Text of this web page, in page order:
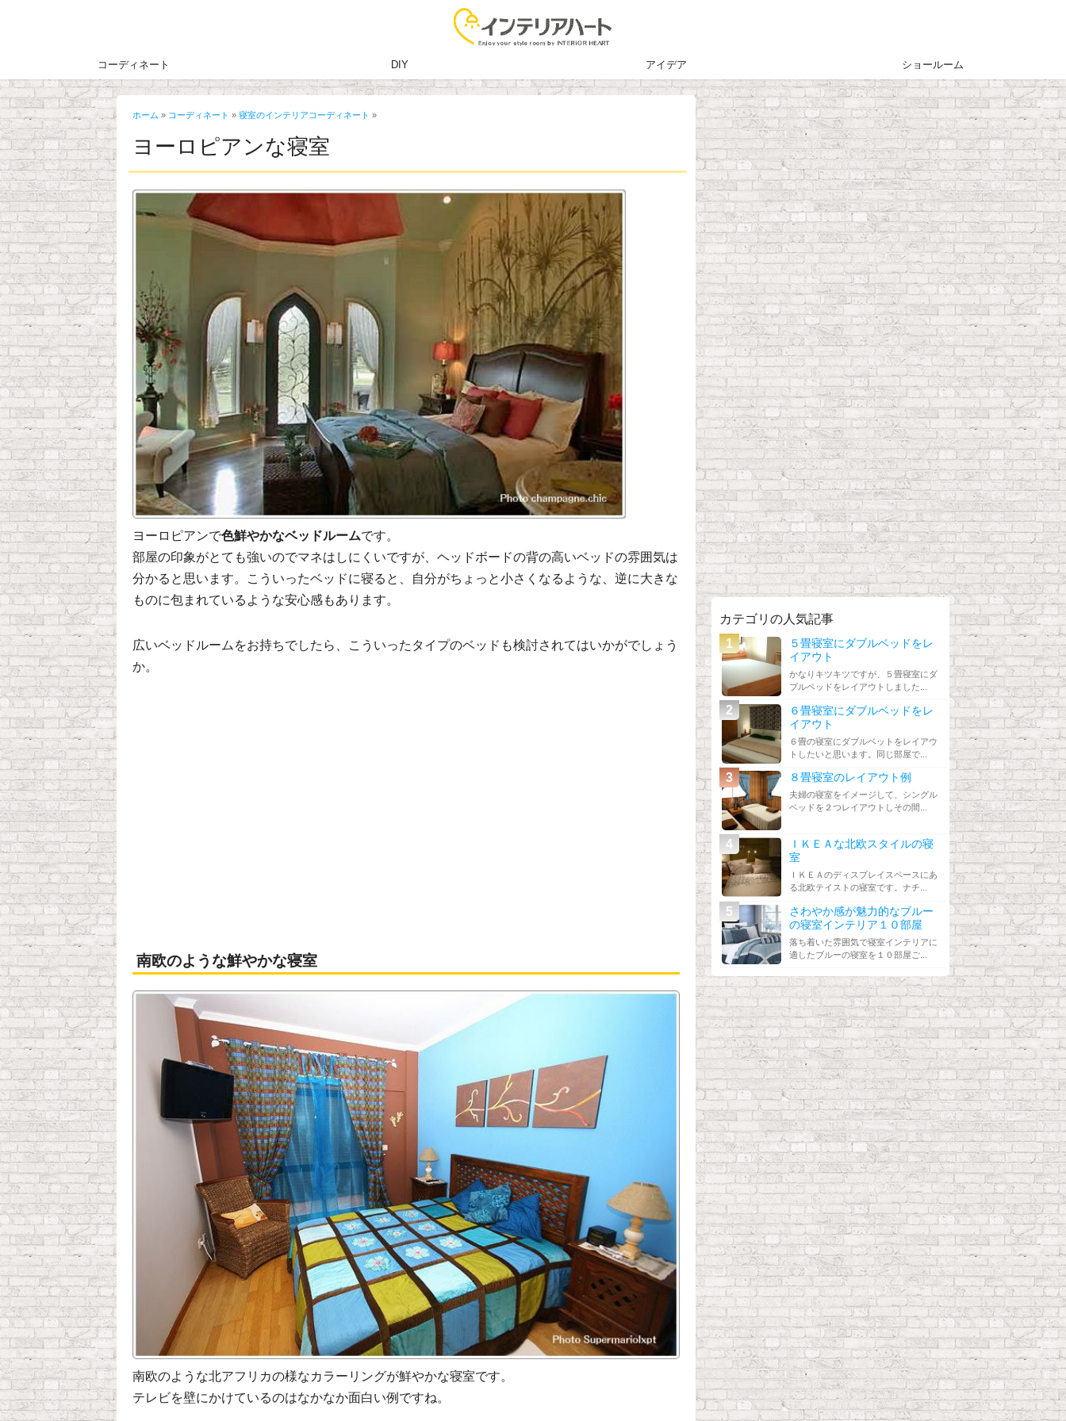
コーディネート DIY アイデア ショールーム
ホーム » コーディネート » 寝室のインテリアコーディネート »
ヨーロピアンな寝室
ヨーロピアンで色鮮やかなベッドルームです。
部屋の印象がとても強いのでマネはしにくいですが、ヘッドボードの背の高いベッドの雰囲気は
分かると思います。こういったベッドに寝ると、自分がちょっと小さくなるような、逆に大きな
ものに包まれているような安心感もあります。
広いベッドルームをお持ちでしたら、こういったタイプのベッドも検討されてはいかがでしょう
か。
南欧のような鮮やかな寝室
南欧のような北アフリカの様なカラーリングが鮮やかな寝室です。
テレビを壁にかけているのはなかなか面白い例ですね。
カテゴリの人気記事
５畳寝室にダブルベッドをレ
イアウト
かなりキツキツですが、５畳寝室にダ
ブルベッドをレイアウトしました...
６畳寝室にダブルベッドをレ
イアウト
６畳の寝室にダブルベットをレイアウ
トしたいと思います。同じ部屋で...
８畳寝室のレイアウト例
夫婦の寝室をイメージして、シングル
ベッドを２つレイアウトしその間...
ＩＫＥＡな北欧スタイルの寝
室
ＩＫＥＡのディスプレイスペースにあ
る北欧テイストの寝室です。ナチ...
さわやか感が魅力的なブルー
の寝室インテリア１０部屋
落ち着いた雰囲気で寝室インテリアに
適したブルーの寝室を１０部屋ご...